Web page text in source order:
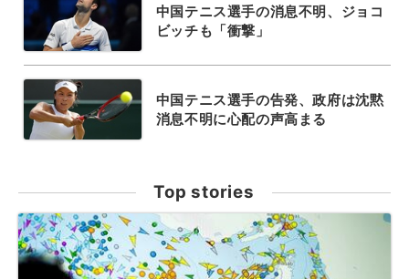
中国テニス選手の消息不明、ジョコ
ビッチも「衝撃」
中国テニス選手の告発、政府は沈黙
消息不明に心配の声高まる
Top stories